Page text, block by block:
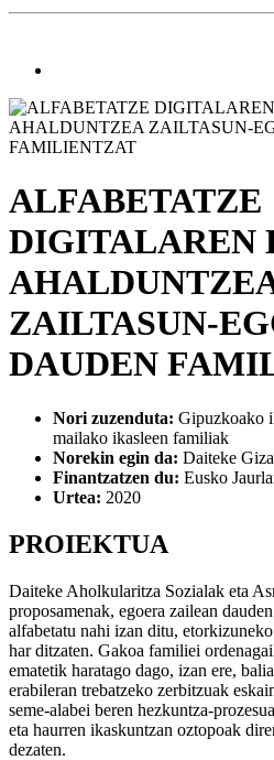
ALFABETATZE
DIGITALAREN
ZAILTASUN-
DAUDEN
Nori zuzenduta: Gipuzkoako
mailako ikasleen familiak
Norekin egin da: Daiteke
Finantzatzen du: Eusko
Urtea: 2020
PROIEKTUA
Daiteke Aholkularitza Sozialak eta
proposamenak, egoera zailean
alfabetatu nahi izan ditu,
har ditzaten. Gakoa familiei
ematetik haratago dago, izan ere,
erabileran trebatzeko zerbitzuak
seme-alabei beren hezkuntza-
eta haurren ikaskuntzan oztopoak
dezaten.